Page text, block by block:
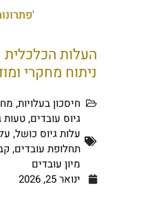
העלות
ניתוח מחקרי
חיסכון בעלויות,
גיוס עובדים,טעות
עלות גיוס כושל,
תחלופת עובדים,
מיון עובדים
ינואר 25, 2026